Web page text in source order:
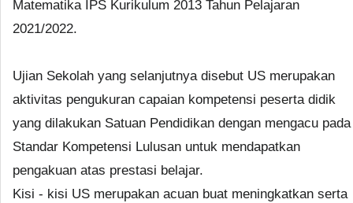
Matematika IPS Kurikulum 2013 Tahun Pelajaran
2021/2022.
Ujian Sekolah yang selanjutnya disebut US merupakan
aktivitas pengukuran capaian kompetensi peserta didik
yang dilakukan Satuan Pendidikan dengan mengacu pada
Standar Kompetensi Lulusan untuk mendapatkan
pengakuan atas prestasi belajar.
Kisi - kisi US merupakan acuan buat meningkatkan serta